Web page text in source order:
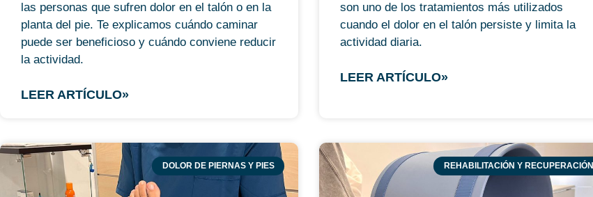
las personas que sufren dolor en el talón o en la
planta del pie. Te explicamos cuándo caminar
puede ser beneficioso y cuándo conviene reducir
la actividad.
LEER ARTÍCULO»
son uno de los tratamientos más utilizados
cuando el dolor en el talón persiste y limita la
actividad diaria.
LEER ARTÍCULO»
DOLOR DE PIERNAS Y PIES REHABILITACIÓN Y RECUPERACIÓN